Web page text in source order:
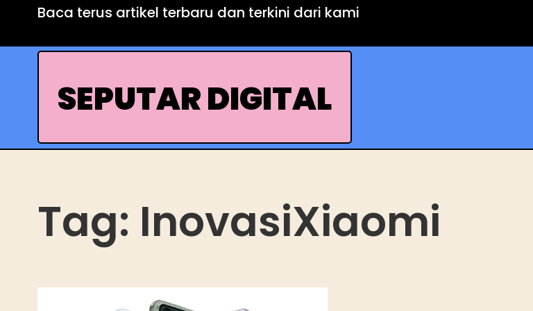
content
Baca terus artikel terbaru dan terkini dari kami
SEPUTAR DIGITAL
Tag: InovasiXiaomi